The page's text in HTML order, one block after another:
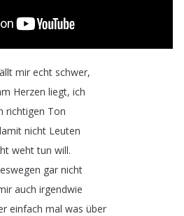
mir echt schwer,
Herzen liegt, ich
richtigen Ton
nicht Leuten
weht tun will.
gar nicht
auch irgendwie
einfach mal was über